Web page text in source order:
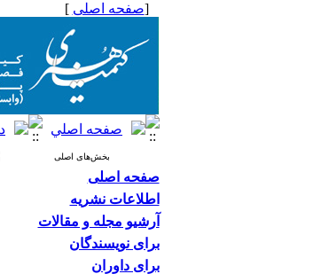
[صفحه اصلی ]
بخش‌های اصلی
صفحه اصلی
اطلاعات نشریه
آرشیو مجله و مقالات
برای نویسندگان
برای داوران